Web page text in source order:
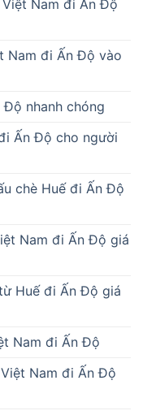
Nam đi Ấn Độ
Nam đi Ấn Độ vào
nhanh chóng
Ấn Độ cho người
chè Huế đi Ấn Độ
Nam đi Ấn Độ giá
Huế đi Ấn Độ giá
Nam đi Ấn Độ
Nam đi Ấn Độ